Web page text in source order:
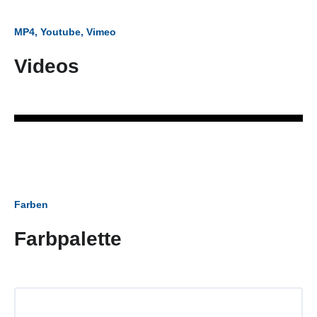
MP4, Youtube, Vimeo
Videos
Farben
Farbpalette